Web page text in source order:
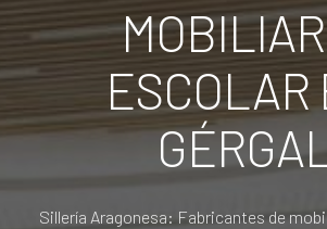
ESCOLAR
Sillería Aragonesa: Fabricantes de